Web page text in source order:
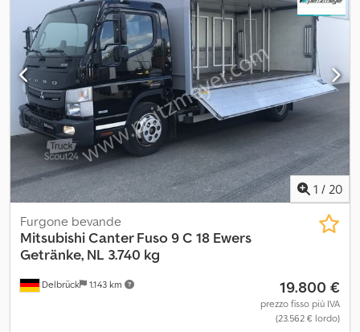
1 / 20
Delbrück 1.143 km
Furgone bevande
MitsubishiCanter Fuso 9 C 18 Ewers
Getränke, NL 3.740 kg
19.800 €
prezzo fisso più IVA
(23.562 € lordo)